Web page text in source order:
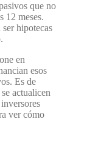
que no
12 meses.
hipotecas
en
esos
Es de
actualicen
ver cómo